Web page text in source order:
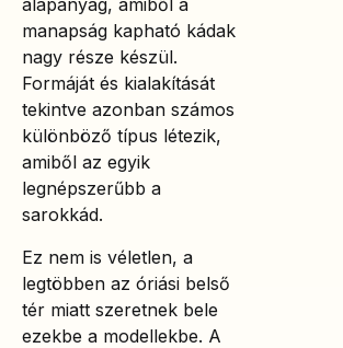
alapanyag, amiből a
manapság kapható kádak
nagy része készül.
Formáját és kialakítását
tekintve azonban számos
különböző típus létezik,
amiből az egyik
legnépszerűbb a
sarokkád.
Ez nem is véletlen, a
legtöbben az óriási belső
tér miatt szeretnek bele
ezekbe a modellekbe. A